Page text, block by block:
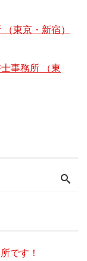
東京・新宿）
事務所 （東
です！